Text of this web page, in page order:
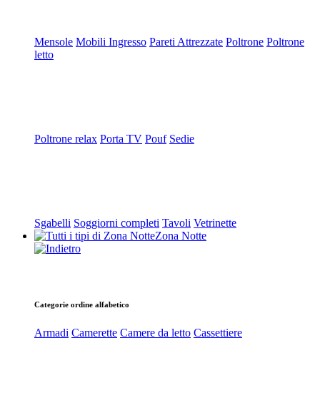
Mensole Mobili Ingresso Pareti Attrezzate Poltrone Poltrone
letto
Poltrone relax Porta TV Pouf Sedie
Sgabelli Soggiorni completi Tavoli Vetrinette
Zona Notte
Categorie ordine alfabetico
Armadi Camerette Camere da letto Cassettiere